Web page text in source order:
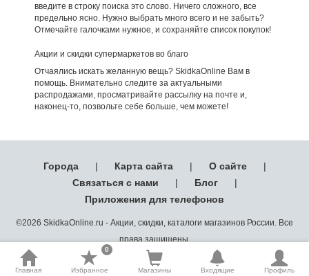
введите в строку поиска это слово. Ничего сложного, все
предельно ясно. Нужно выбрать много всего и не забыть?
Отмечайте галочками нужное, и сохраняйте список покупок!
Акции и скидки супермаркетов во благо
Отчаялись искать желанную вещь? SkidkaOnline Вам в
помощь. Внимательно следите за актуальными
распродажами, просматривайте рассылку на почте и,
наконец-то, позвольте себе больше, чем можете!
Города | Карта сайта | О сайте
|
Связаться с нами
| Блог
|
Приложения для телефонов
©2026 SkidkaOnline.ru - Акции, скидки, каталоги магазинов России. Все
права защищены.
Главная Избранное
0
Магазины Входящие Профиль